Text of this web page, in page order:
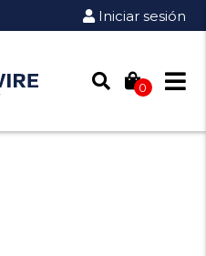
Iniciar sesión
0